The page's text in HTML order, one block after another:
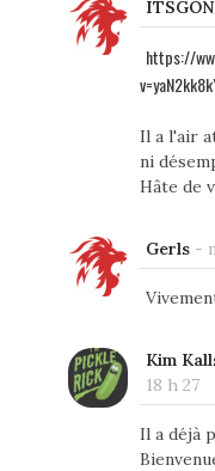
https://
Il a l'air
ni
Hâte de
Gerls-
Kim
18 h 27
Il a déjà